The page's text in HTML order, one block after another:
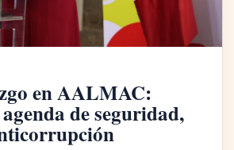
en AALMAC:
de seguridad,